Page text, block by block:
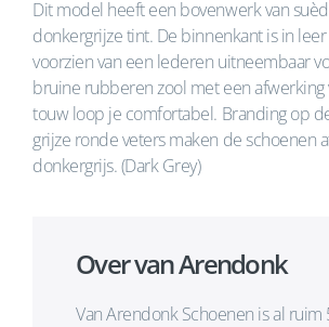
Dit model heeft een bovenwerk van
donkergrijze tint. De binnenkant is in
voorzien van een lederen uitneembaar
bruine rubberen zool met een afwerking
touw loop je comfortabel. Branding op
grijze ronde veters maken de schoenen
donkergrijs. (Dark Grey)
Over van Arendonk
Van Arendonk Schoenen is al ruim